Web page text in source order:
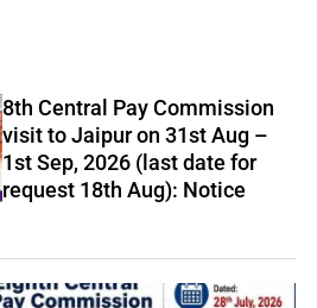
8th Central Pay Commission
visit to Jaipur on 31st Aug –
1st Sep, 2026 (last date for
request 18th Aug): Notice